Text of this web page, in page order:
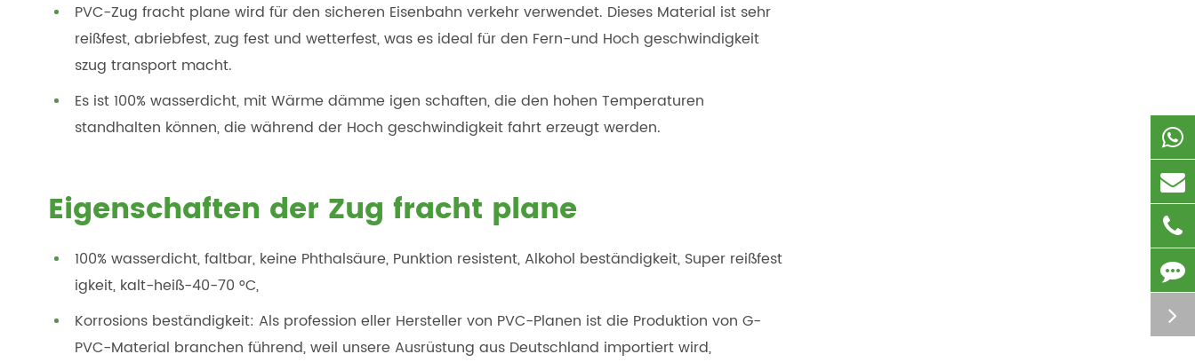
PVC-Zug fracht plane wird für den sicheren Eisenbahn verkehr verwendet. Dieses Material ist sehr
reißfest, abriebfest, zug fest und wetterfest, was es ideal für den Fern-und Hoch geschwindigkeit
szug transport macht.
Es ist 100% wasserdicht, mit Wärme dämme igen schaften, die den hohen Temperaturen
standhalten können, die während der Hoch geschwindigkeit fahrt erzeugt werden.
Eigenschaften der Zug fracht plane
100% wasserdicht, faltbar, keine Phthalsäure, Punktion resistent, Alkohol beständigkeit, Super reißfest
igkeit, kalt-heiß-40-70 °C,
Korrosions beständigkeit: Als profession eller Hersteller von PVC-Planen ist die Produktion von G-
PVC-Material branchen führend, weil unsere Ausrüstung aus Deutschland importiert wird,